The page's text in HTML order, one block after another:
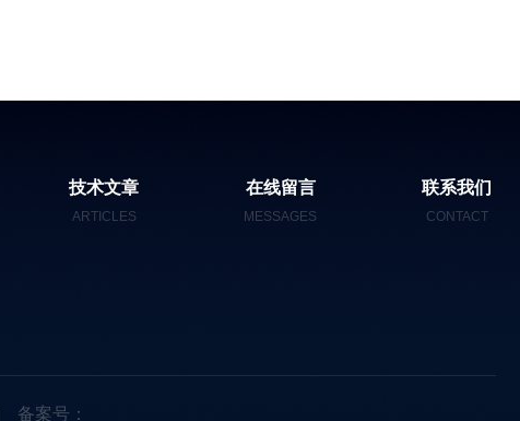
技术文章
ARTICLES
在线留言
MESSAGES
联系我们
CONTACT
备案号：